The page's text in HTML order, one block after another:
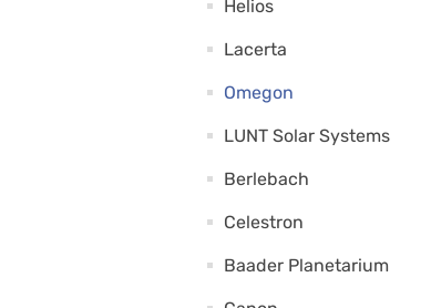
Helios
Lacerta
Omegon
LUNT Solar Systems
Berlebach
Celestron
Baader Planetarium